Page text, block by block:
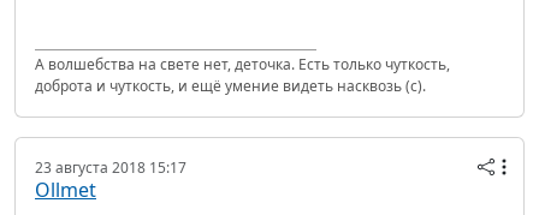
А волшебства на свете нет, деточка. Есть только чуткость,
доброта и чуткость, и ещё умение видеть насквозь (с).
23 августа 2018 15:17
Ollmet